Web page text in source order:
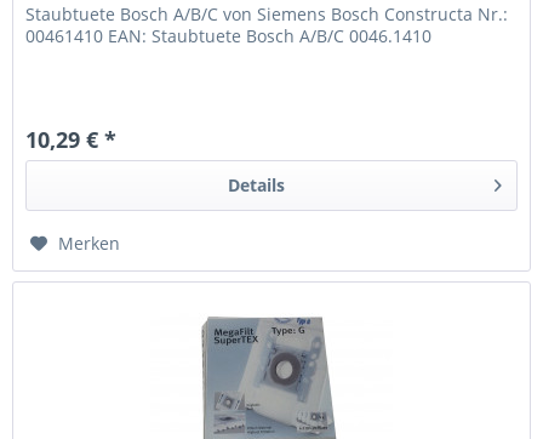
Staubtuete Bosch A/B/C von Siemens Bosch Constructa Nr.:
00461410 EAN: Staubtuete Bosch A/B/C 0046.1410
10,29 € *
Details
Merken